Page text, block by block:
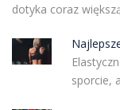
dotyka coraz
sporcie,